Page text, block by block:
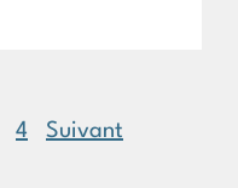
4 Suivant